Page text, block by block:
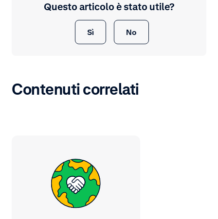
Questo articolo è stato utile?
Sì No
Contenuti correlati